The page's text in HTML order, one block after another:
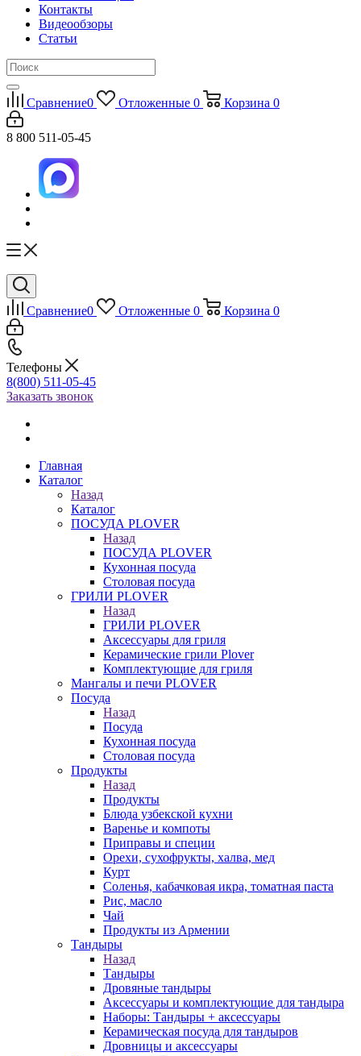
Контакты
Видеообзоры
Статьи
Сравнение0 Отложенные 0 Корзина 0
8 800 511-05-45
Сравнение0 Отложенные 0 Корзина 0
Телефоны
8(800) 511-05-45
Заказать звонок
Главная
Каталог
Назад
Каталог
ПОСУДА PLOVER
Назад
ПОСУДА PLOVER
Кухонная посуда
Столовая посуда
ГРИЛИ PLOVER
Назад
ГРИЛИ PLOVER
Аксессуары для гриля
Керамические грили Plover
Комплектующие для гриля
Мангалы и печи PLOVER
Посуда
Назад
Посуда
Кухонная посуда
Столовая посуда
Продукты
Назад
Продукты
Блюда узбекской кухни
Варенье и компоты
Приправы и специи
Орехи, сухофрукты, халва, мед
Курт
Соленья, кабачковая икра, томатная паста
Рис, масло
Чай
Продукты из Армении
Тандыры
Назад
Тандыры
Дровяные тандыры
Аксессуары и комплектующие для тандыра
Наборы: Тандыры + аксессуары
Керамическая посуда для тандыров
Дровницы и аксессуары